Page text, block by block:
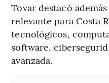
Tovar destacó
relevante para Costa
tecnológicos,
software,
avanzada.